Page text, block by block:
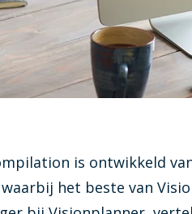
is ontwikkeld
het beste van